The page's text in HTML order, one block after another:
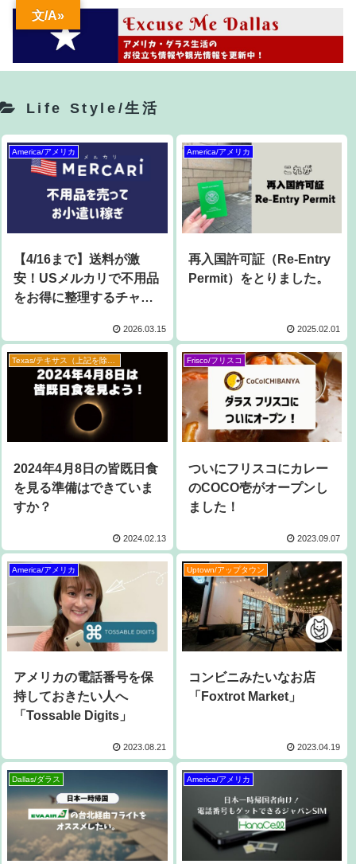
Life Style/生活
America/アメリカ
【4/16まで】送料が激
安！USメルカリで不用品
をお得に整理するチャン
2026.03.15
America/アメリカ
再入国許可証（Re-Entry
Permit）をとりました。
2025.02.01
Texas/テキサス（上記を除く）
2024年4月8日の皆既日食
を見る準備はできていま
すか？
2024.02.13
Frisco/フリスコ
ついにフリスコにカレー
のCOCO壱がオープンし
ました！
2023.09.07
America/アメリカ
アメリカの電話番号を保
持しておきたい人へ
「Tossable Digits」
2023.08.21
Uptown/アップタウン
コンビニみたいなお店
「Foxtrot Market」
2023.04.19
Dallas/ダラス America/アメリカ
文/A»